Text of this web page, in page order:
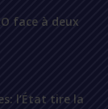
face à deux
l’État tire la